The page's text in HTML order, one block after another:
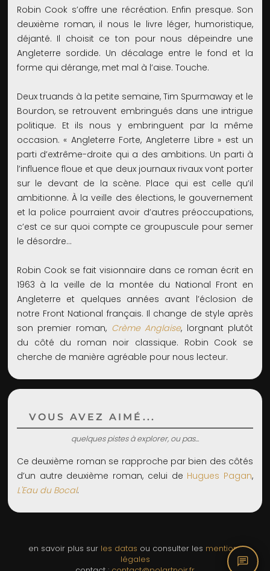
Robin Cook s’offre une récréation. Enfin presque. Son
deuxième roman, il nous le livre léger, humoristique,
déjanté. Il choisit ce ton pour nous dépeindre une
Angleterre sordide. Un décalage entre le fond et la
forme qui dérange, met mal à l’aise. Touche.
Deux truands à la petite semaine, Tim Spurmaway et le
Bourdon, se retrouvent embringués dans une intrigue
politique. Et ils nous y embringuent par la même
occasion. « Angleterre Forte, Angleterre Libre » est un
parti d’extrême-droite qui a des ambitions. Un parti à
l’influence floue et que deux journaux rivaux vont porter
sur le devant de la scène. Place qui est celle qu’il
ambitionne. À la veille des élections, le gouvernement
et la police pourraient avoir d’autres préoccupations,
c’est ce sur quoi compte ce groupuscule pour semer
le désordre…
Robin Cook se fait visionnaire dans ce roman écrit en
1963 à la veille de la montée du National Front en
Angleterre et quelques années avant l’éclosion de
notre Front National français. Il change de style après
son premier roman, Crème Anglaise, lorgnant plutôt
du côté du roman noir classique. Robin Cook se
cherche de manière agréable pour nous lecteur.
VOUS AVEZ AIMÉ...
quelques pistes à explorer, ou pas...
Ce deuxième roman se rapproche par bien des côtés
d’un autre deuxième roman, celui de Hugues Pagan,
L'Eau du Bocal.
chat
en savoir plus sur les datas ou consulter les mentions
légales